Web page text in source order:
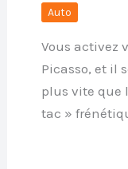
Auto
Vous activez
Picasso, et il
plus vite que
tac »